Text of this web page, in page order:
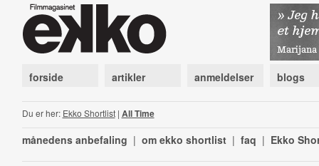
forside artikler anmeldelser blogs
Du er her: Ekko Shortlist| All Time
månedens anbefaling | om ekko shortlist | faq | Ekko